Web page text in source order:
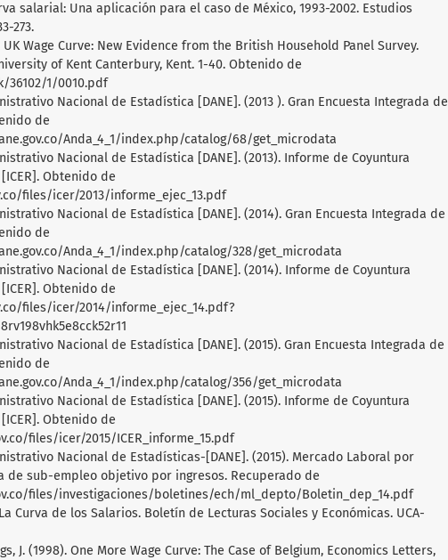
salarial: Una aplicación para el caso de México, 1993-2002. Estudios
273.
UK Wage Curve: New Evidence from the British Household Panel Survey.
of Kent Canterbury, Kent. 1-40. Obtenido de
36102/1/0010.pdf
Nacional de Estadística [DANE]. (2013 ). Gran Encuesta Integrada de
de
Anda_4_1/index.php/catalog/68/get_microdata
Nacional de Estadística [DANE]. (2013). Informe de Coyuntura
Obtenido de
files/icer/2013/informe_ejec_13.pdf
Nacional de Estadística [DANE]. (2014). Gran Encuesta Integrada de
de
Anda_4_1/index.php/catalog/328/get_microdata
Nacional de Estadística [DANE]. (2014). Informe de Coyuntura
Obtenido de
files/icer/2014/informe_ejec_14.pdf?
Nacional de Estadística [DANE]. (2015). Gran Encuesta Integrada de
de
Anda_4_1/index.php/catalog/356/get_microdata
Nacional de Estadística [DANE]. (2015). Informe de Coyuntura
Obtenido de
files/icer/2015/ICER_informe_15.pdf
Nacional de Estadísticas-[DANE]. (2015). Mercado Laboral por
de sub-empleo objetivo por ingresos. Recuperado de
files/investigaciones/boletines/ech/ml_depto/Boletin_dep_14.pdf
Curva de los Salarios. Boletín de Lecturas Sociales y Económicas. UCA-
J. (1998). One More Wage Curve: The Case of Belgium, Economics Letters,